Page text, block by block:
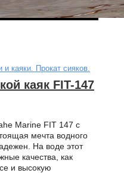
и каяки. Прокат сияков.
каяк FIT-147
Marine FIT 147 с
мечта водного
На воде этот
качества, как
и высокую